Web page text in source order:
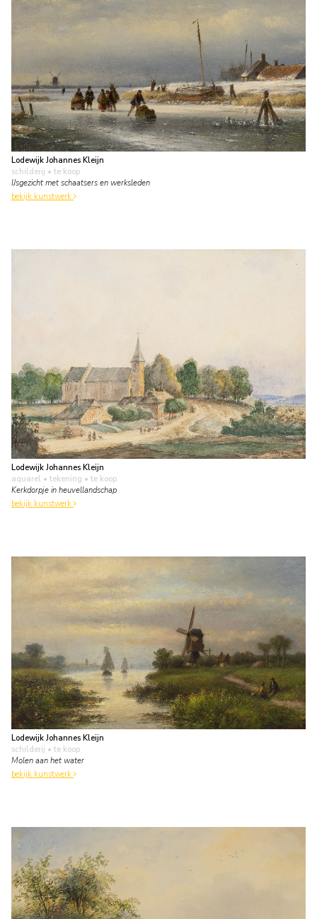
Lodewijk Johannes Kleijn
schilderij • te koop
IJsgezicht met schaatsers en werksleden
bekijk kunstwerk
Lodewijk Johannes Kleijn
aquarel • tekening • te koop
Kerkdorpje in heuvellandschap
bekijk kunstwerk
Lodewijk Johannes Kleijn
schilderij • te koop
Molen aan het water
bekijk kunstwerk